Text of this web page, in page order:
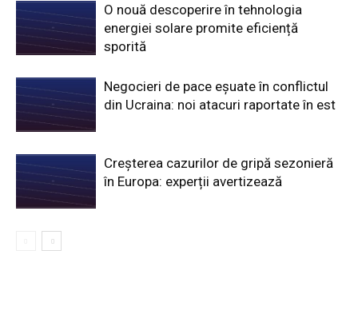
O nouă descoperire în tehnologia
energiei solare promite eficiență
sporită
Negocieri de pace eșuate în conflictul
din Ucraina: noi atacuri raportate în est
Creșterea cazurilor de gripă sezonieră
în Europa: experții avertizează